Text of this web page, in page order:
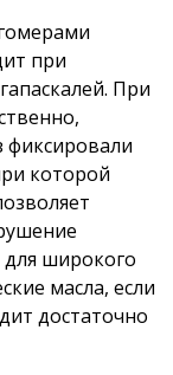
при
При
фиксировали
которой
для широкого
масла, если
достаточно